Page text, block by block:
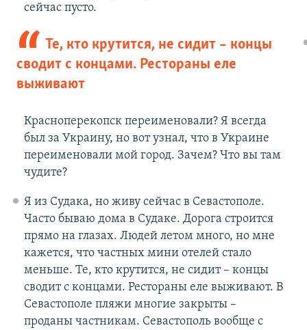
сейчас пусто.
Те, кто крутится, не сидит – концы
сводит с концами. Рестораны еле
выживают
Красноперекопск переименовали? Я всегда
был за Украину, но вот узнал, что в Украине
переименовали мой город. Зачем? Что вы там
чудите?
Я из Судака, но живу сейчас в Севастополе.
Часто бываю дома в Судаке. Дорога строится
прямо на глазах. Людей летом много, но мне
кажется, что частных мини отелей стало
меньше. Те, кто крутится, не сидит – концы
сводит с концами. Рестораны еле выживают. В
Севастополе пляжи многие закрыты –
проданы частникам. Севастополь вообще с